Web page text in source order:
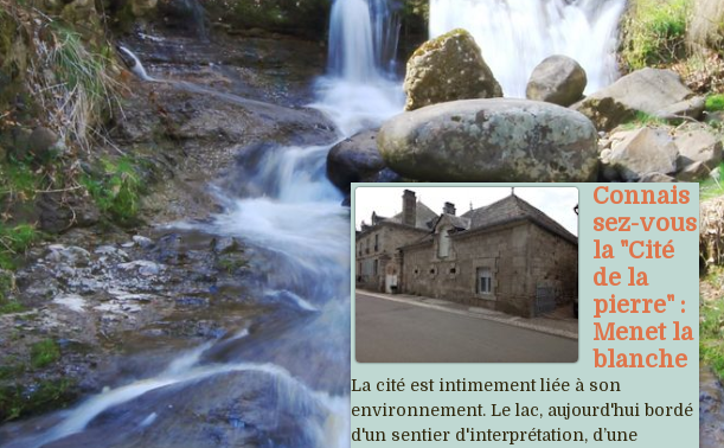
du présent site est soumise à
autorisation
--------------
Le billet
Connais
sez-vous
la "Cité
de la
pierre" :
Menet la
blanche
La cité est intimement liée à son
environnement. Le lac, aujourd'hui bordé
d'un sentier d'interprétation, d’une